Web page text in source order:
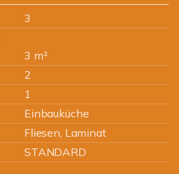
3
3 m²
2
1
Einbauküche
Fliesen, Laminat
STANDARD